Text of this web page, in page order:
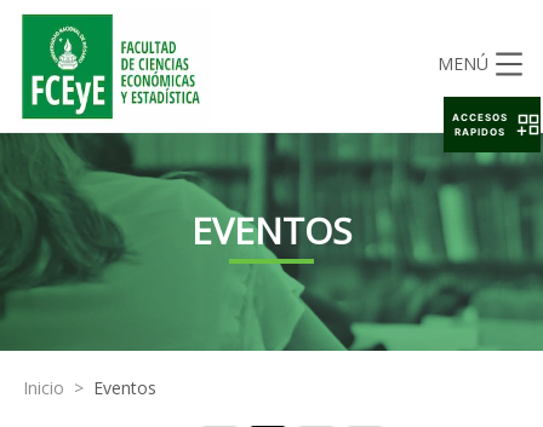
MENÚ
EVENTOS
Inicio > Eventos
ACCESOS
RAPIDOS